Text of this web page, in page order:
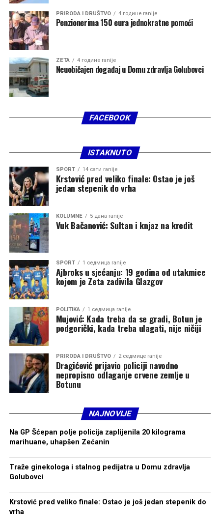
Lokacija na kojoj se gradi Vatrogasni dom je početna
tačka teritorije opštine, te recimo u slučaju intervencija
u priobalju jezera mora se proći čitava Zeta.
Vatrogascima će recimo, biti bliže Zelenika nego
Golubovci. Asanović ne smatra da će to predstavljati
problem u radu vatrogasaca.
“Ne smatramo da će lokacija predstavljati prepreku za
planiranja vodilo se računa o saobraćajnoj povezanosti i
na lokaciji sa koje će se moći efikasno pokrivati cijela
teritorija opštine i omogućiti brz odgovor u svim
dijelovima Zete”, kazao je Asanović.
Izvor:DAN
PRIRODA I DRUŠTVO 4 године ranije
Penzionerima 150 eura jednokratne pomoći
ZETA 4 године ranije
Neuobičajen događaj u Domu zdravlja Golubovci
FACEBOOK
ISTAKNUTO
SPORT 14 сати ranije
Krstović pred veliko finale: Ostao je još
jedan stepenik do vrha
KOLUMNE 5 дана ranije
Vuk Bačanović: Sultan i knjaz na kredit
SPORT 1 седмица ranije
Ajbroks u sjećanju: 19 godina od utakmice
kojom je Zeta zadivila Glazgov
POLITIKA 1 седмица ranije
Mujović: Kada treba da se gradi, Botun je
podgorički, kada treba ulagati, nije ničiji
PRIRODA I DRUŠTVO 2 седмице ranije
Dragićević prijavio policiji navodno
nepropisno odlaganje crvene zemlje u
Botunu
NAJNOVIJE
Na GP Šćepan polje policija zaplijenila 20 kilograma
marihuane, uhapšen Zećanin
Traže ginekologa i stalnog pedijatra u Domu zdravlja
Golubovci
Krstović pred veliko finale: Ostao je još jedan stepenik do
vrha